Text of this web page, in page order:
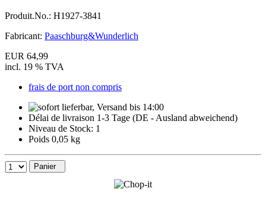
Produit.No.: H1927-3841
Fabricant: Paaschburg&Wunderlich
EUR 64,99
incl. 19 % TVA
frais de port non compris
Délai de livraison 1-3 Tage (DE - Ausland abweichend)
Niveau de Stock: 1
Poids 0,05 kg
Panier